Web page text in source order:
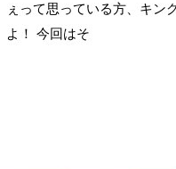
ぇって思っている方、キン
よ！ 今回はそ